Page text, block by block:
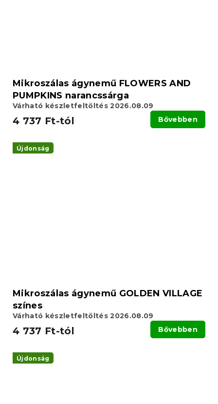
Mikroszálas ágynemű FLOWERS AND
PUMPKINS narancssárga
Várható készletfeltöltés 2026.08.09
4 737 Ft-tól Bővebben
Újdonság
Mikroszálas ágynemű GOLDEN VILLAGE
színes
Várható készletfeltöltés 2026.08.09
4 737 Ft-tól Bővebben
Újdonság